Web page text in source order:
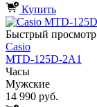
Купить
Быстрый просмотр
Casio
MTD-125D-2A1
Часы
Мужские
14 990 руб.